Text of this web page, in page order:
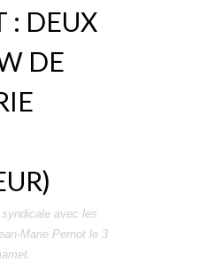
: DEUX
DE
avec les
Marie Pernot le 3
.